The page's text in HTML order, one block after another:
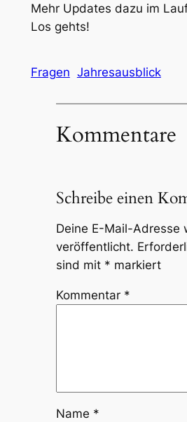
Mehr Updates dazu im
Los gehts!
Fragen Jahresausblick
Kommentare
Schreibe einen
Deine E-Mail-Adresse
veröffentlicht.
sind mit * markiert
Kommentar *
Name *